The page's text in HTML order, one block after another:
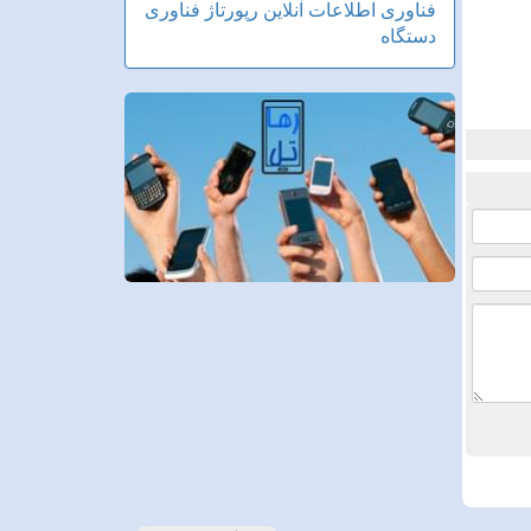
فناوری اطلاعات آنلاین رپورتاژ فناوری
دستگاه